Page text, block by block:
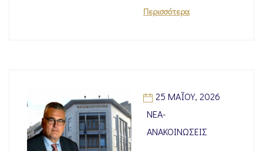
Περισσότερα
25 ΜΑΪ́ΟΥ, 2026
ΝΈΑ-
ΑΝΑΚΟΙΝΏΣΕΙΣ